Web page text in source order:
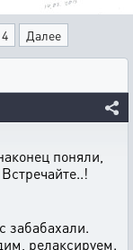
4 Далее
поняли,
забабахали.
релаксируем.